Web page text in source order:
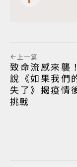
上一篇
致命流感來襲
說《如果我們
失了》揭疫情
挑戰